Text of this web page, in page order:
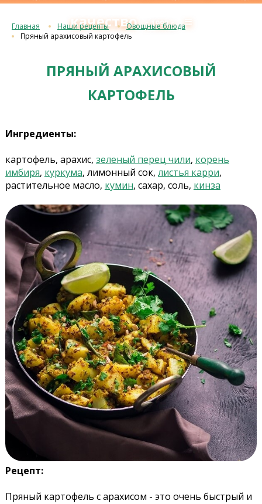
качествос 1993 г.≡
Главная Наши рецепты
Овощные блюда
Пряный арахисовый картофель
ПРЯНЫЙ АРАХИСОВЫЙ
КАРТОФЕЛЬ
Ингредиенты:
картофель, арахис, зеленый перец чили, корень
имбиря, куркума, лимонный сок, листья карри,
растительное масло, кумин, сахар, соль, кинза
Рецепт:
Пряный картофель с арахисом - это очень быстрый и